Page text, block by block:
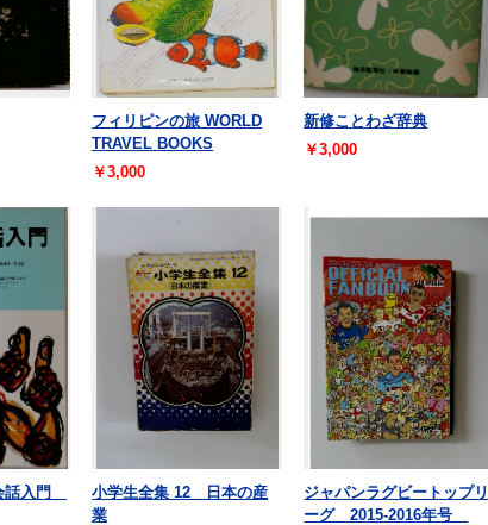
フィリピンの旅 WORLD
TRAVEL BOOKS
￥3,000
新修ことわざ辞典
￥3,000
話入門
小学生全集 12 日本の産
業
ジャパンラグビートップリ
ーグ 2015-2016年号